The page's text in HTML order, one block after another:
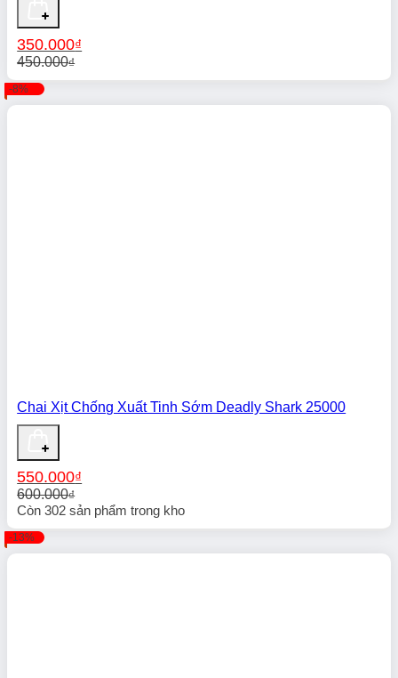
450.000₫
gốc
là:
350.000₫
hiện
tại
-8%
Chai Xịt Chống Xuất Tinh Sớm Deadly Shark 25000
600.000₫
Giá
là:
600.000₫.
550.000₫
Giá
tại
là:
Còn302 sản phẩm trong kho
-13%